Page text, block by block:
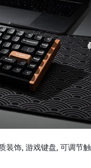
装饰, 游戏键盘, 可调节